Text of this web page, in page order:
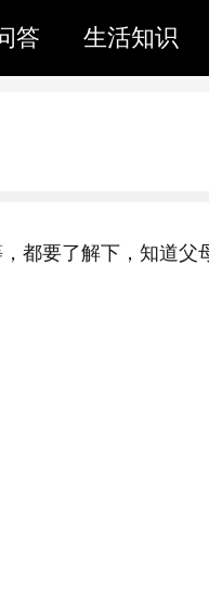
答 生活知识
都要了解下，知道父